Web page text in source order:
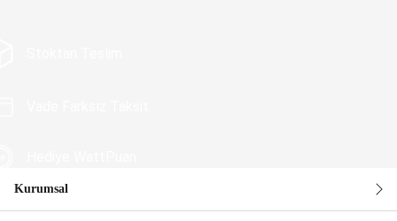
Güvenli Alışveriş
Kurumsal